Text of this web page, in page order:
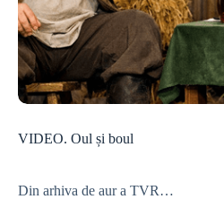
VIDEO. Oul și boul
Din arhiva de aur a TVR…